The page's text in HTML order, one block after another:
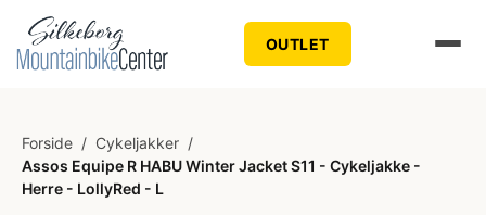
OUTLET
Forside / Cykeljakker /
Assos Equipe R HABU Winter Jacket S11 - Cykeljakke -
Herre - LollyRed - L